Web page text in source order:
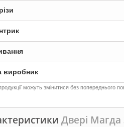
виробник
можуть змінитися без попереднього
Двері Магда